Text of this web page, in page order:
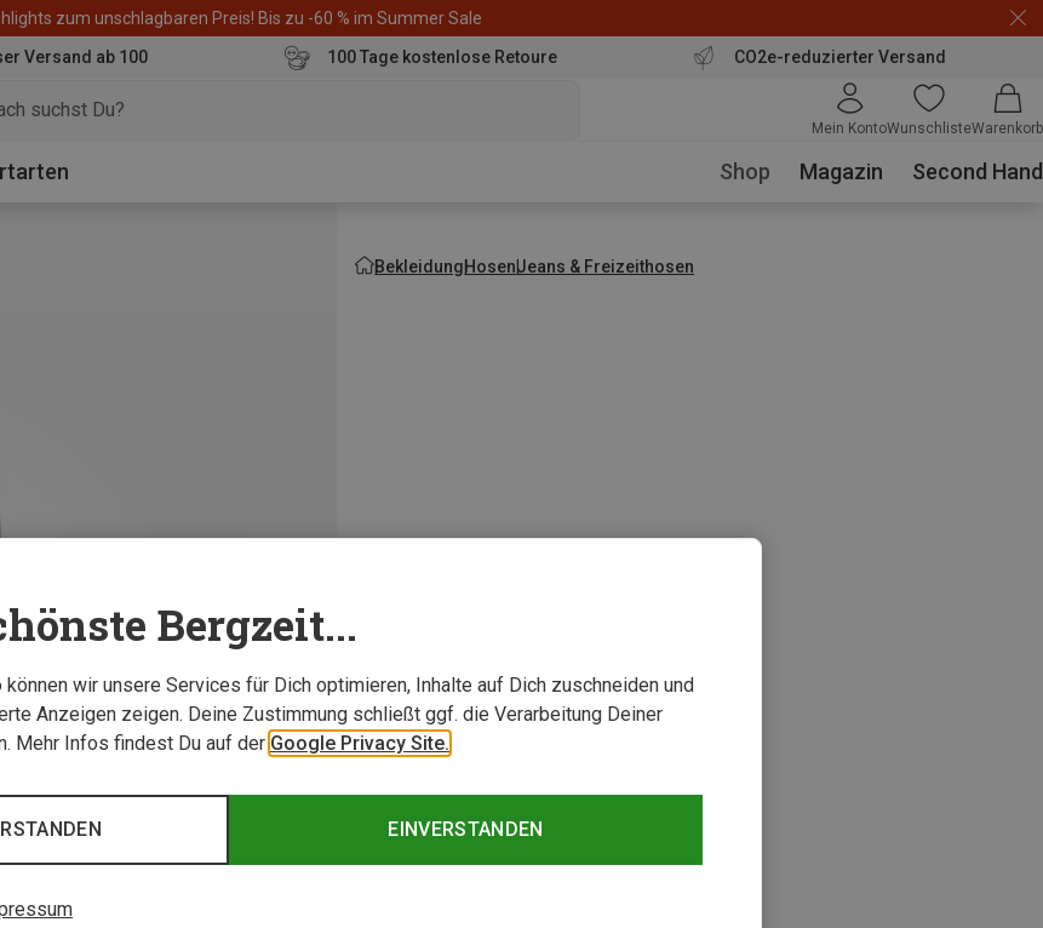
zum unschlagbaren Preis! Bis zu -60 % im Summer Sale
Versand ab 100
100 Tage kostenlose Retoure CO2e-reduzierter Versand
Mein KontoWunschlisteWarenkorb
Shop Magazin Second Hand
BekleidungHosenJeans & Freizeithosen
Bergzeit...
wir unsere Services für Dich optimieren, Inhalte auf Dich zuschneiden und
Anzeigen zeigen. Deine Zustimmung schließt ggf. die Verarbeitung Deiner
Mehr Infos findest Du auf der Google Privacy Site.
EINVERSTANDEN